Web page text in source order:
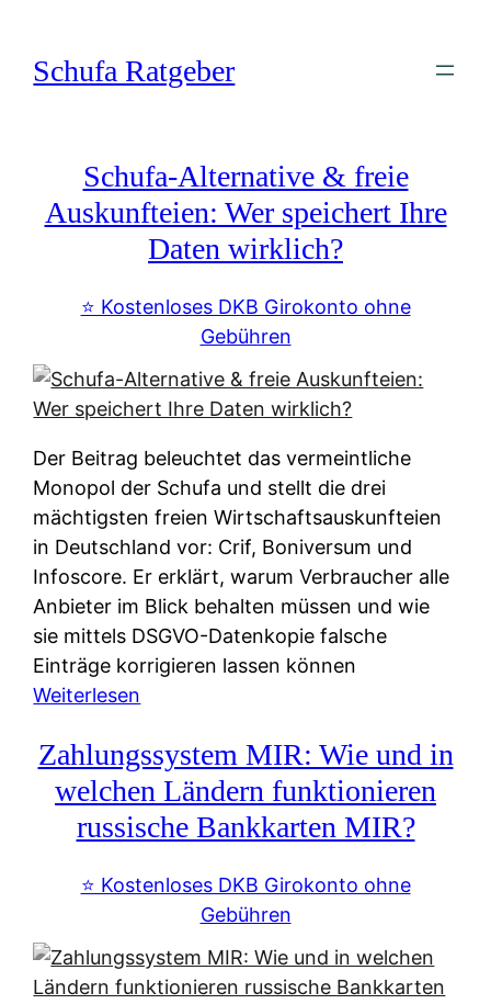
springen
Schufa Ratgeber
Schufa-Alternative & freie
Auskunfteien: Wer speichert Ihre
Daten wirklich?
⭐️ Kostenloses DKB Girokonto ohne
Gebühren
Der Beitrag beleuchtet das vermeintliche
Monopol der Schufa und stellt die drei
mächtigsten freien Wirtschaftsauskunfteien
in Deutschland vor: Crif, Boniversum und
Infoscore. Er erklärt, warum Verbraucher alle
Anbieter im Blick behalten müssen und wie
sie mittels DSGVO-Datenkopie falsche
Einträge korrigieren lassen können
Weiterlesen
c
h
u
f
-
l
t
Zahlungssystem MIR: Wie und in
welchen Ländern funktionieren
russische Bankkarten MIR?
⭐️ Kostenloses DKB Girokonto ohne
Gebühren